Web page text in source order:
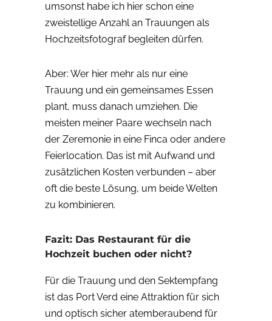
umsonst habe ich hier schon eine
zweistellige Anzahl an Trauungen als
Hochzeitsfotograf begleiten dürfen.
Aber: Wer hier mehr als nur eine
Trauung und ein gemeinsames Essen
plant, muss danach umziehen. Die
meisten meiner Paare wechseln nach
der Zeremonie in eine Finca oder andere
Feierlocation. Das ist mit Aufwand und
zusätzlichen Kosten verbunden – aber
oft die beste Lösung, um beide Welten
zu kombinieren.
Fazit: Das Restaurant für die
Hochzeit buchen oder nicht?
Für die Trauung und den Sektempfang
ist das Port Verd eine Attraktion für sich
und optisch sicher atemberaubend für